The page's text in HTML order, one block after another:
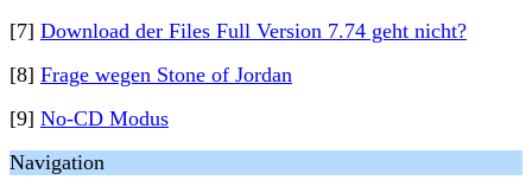
[7] Download der Files Full Version 7.74 geht nicht?
[8] Frage wegen Stone of Jordan
[9] No-CD Modus
Navigation